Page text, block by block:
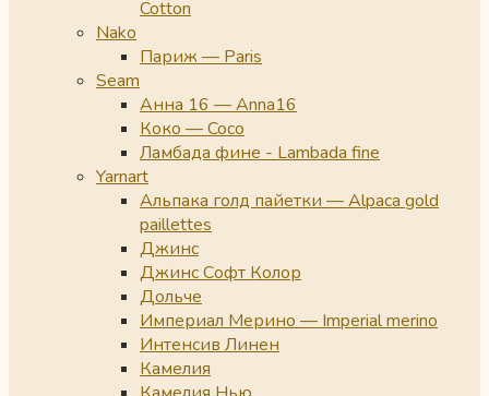
Cotton
Nako
Париж — Paris
Seam
Анна 16 — Anna16
Коко — Coco
Ламбада фине - Lambada fine
Yarnart
Альпака голд пайетки — Alpaca gold
paillettes
Джинс
Джинс Софт Колор
Дольче
Империал Мерино — Imperial merino
Интенсив Линен
Камелия